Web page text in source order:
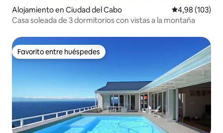
Alojamiento en Ciudad del Cabo Calificación
4,98 (103)
Casa soleada de 3 dormitorios con vistas a la montaña
Favorito entre huéspedes
Favorito entre huéspedes